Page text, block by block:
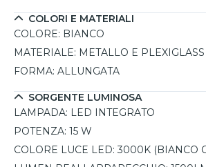
duratura con un'estetica minimalista.
COLORI E MATERIALI
COLORE: BIANCO
MATERIALE: METALLO E PLEXIGLASS
FORMA: ALLUNGATA
SORGENTE LUMINOSA
LAMPADA: LED INTEGRATO
POTENZA: 15 W
COLORE LUCE LED: 3000K (BIANCO